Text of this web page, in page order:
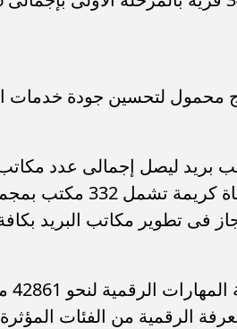
بالمرحلة الأولى
الرقمية من الفئات